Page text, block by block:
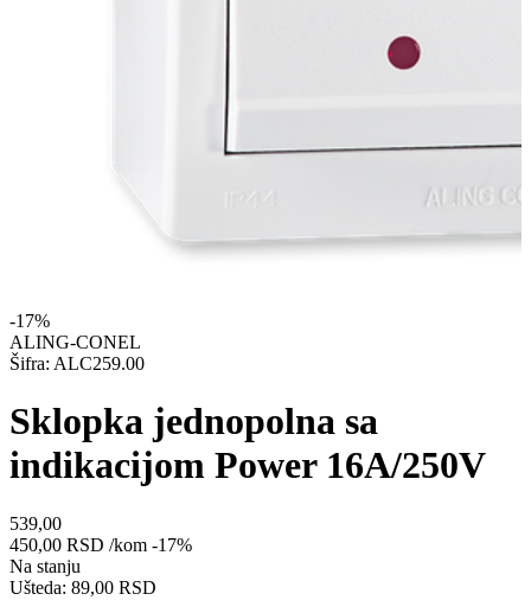
-17%
ALING-CONEL
Šifra: ALC259.00
Sklopka jednopolna sa
indikacijom Power 16A/250V
539,00
450,00 RSD /kom -17%
Na stanju
Ušteda: 89,00 RSD